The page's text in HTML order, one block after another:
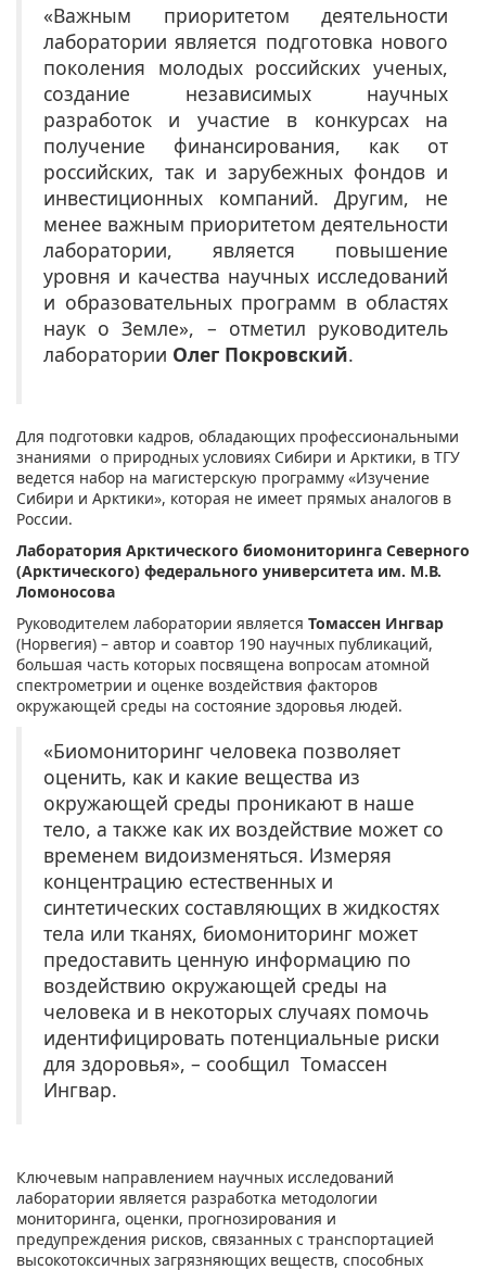
«Важным приоритетом деятельности
лаборатории является подготовка нового
поколения молодых российских ученых,
создание независимых научных
разработок и участие в конкурсах на
получение финансирования, как от
российских, так и зарубежных фондов и
инвестиционных компаний. Другим, не
менее важным приоритетом деятельности
лаборатории, является повышение
уровня и качества научных исследований
и образовательных программ в областях
наук о Земле», – отметил руководитель
лаборатории Олег Покровский.
Для подготовки кадров, обладающих профессиональными
знаниями о природных условиях Сибири и Арктики, в ТГУ
ведется набор на магистерскую программу «Изучение
Сибири и Арктики», которая не имеет прямых аналогов в
России.
Лаборатория Арктического биомониторинга Северного
(Арктического) федерального университета им. М.В.
Ломоносова
Руководителем лаборатории является Томассен Ингвар
(Норвегия) – автор и соавтор 190 научных публикаций,
большая часть которых посвящена вопросам атомной
спектрометрии и оценке воздействия факторов
окружающей среды на состояние здоровья людей.
«Биомониторинг человека позволяет
оценить, как и какие вещества из
окружающей среды проникают в наше
тело, а также как их воздействие может со
временем видоизменяться. Измеряя
концентрацию естественных и
синтетических составляющих в жидкостях
тела или тканях, биомониторинг может
предоставить ценную информацию по
воздействию окружающей среды на
человека и в некоторых случаях помочь
идентифицировать потенциальные риски
для здоровья», – сообщил Томассен
Ингвар.
Ключевым направлением научных исследований
лаборатории является разработка методологии
мониторинга, оценки, прогнозирования и
предупреждения рисков, связанных с транспортацией
высокотоксичных загрязняющих веществ, способных